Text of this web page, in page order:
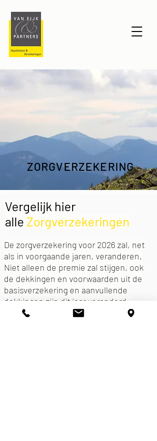
ZORGVERZEKERING
Vergelijk hier
alle Zorgverzekeringen
De zorgverzekering voor 2026 zal, net
als in voorgaande jaren, veranderen.
Niet alleen de premie zal stijgen, ook
de dekkingen en voorwaarden uit de
basisverzekering en aanvullende
dekkingen zijn dit jaar veranderd.
Klik op de link hieronder en vergelijk de